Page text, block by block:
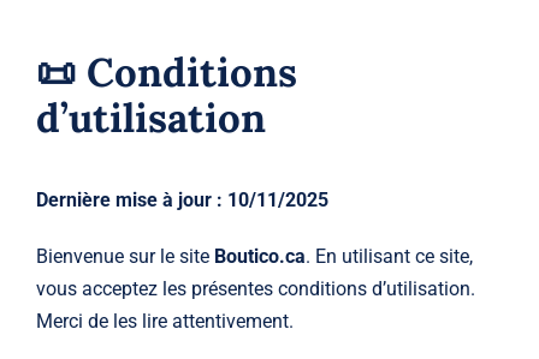
📜 Conditions
d’utilisation
Dernière mise à jour : 10/11/2025
Bienvenue sur le site Boutico.ca. En utilisant ce site,
vous acceptez les présentes conditions d’utilisation.
Merci de les lire attentivement.